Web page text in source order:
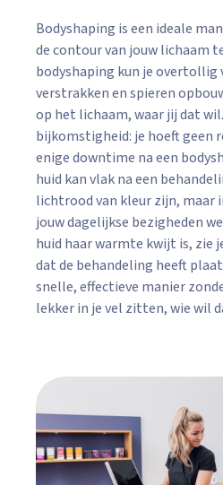
Bodyshaping is een ideale
de contour van jouw lichaam
bodyshaping kun je overtollig
verstrakken en spieren
op het lichaam, waar jij dat
bijkomstigheid: je hoeft geen
enige downtime na een
huid kan vlak na een
lichtrood van kleur zijn, maar
jouw dagelijkse bezigheden
huid haar warmte kwijt is, zie
dat de behandeling heeft
snelle, effectieve manier
lekker in je vel zitten, wie wil